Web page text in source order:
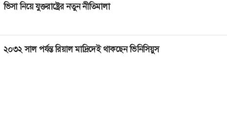
ভিসা নিয়ে যুক্তরাষ্ট্রের নতুন নীতিমালা
২০৩২ সাল পর্যন্ত রিয়াল মাদ্রিদেই থাকছেন ভিনিসিয়ুস